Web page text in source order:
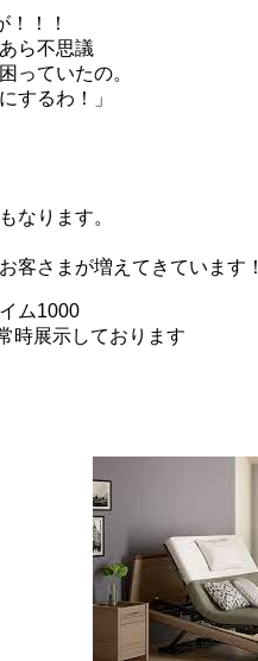
！！
ら不思議
っていたの。
するわ！」
なります。
客さまが増えてきています！
ム1000
時展示しております